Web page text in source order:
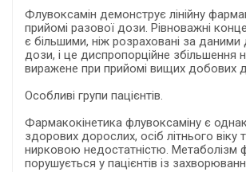
Флувоксамін демонструє лінійну
прийомі разової дози. Рівноважні
є більшими, ніж розраховані за даними
дози, і це диспропорційне збільшення
виражене при прийомі вищих добових
Особливі групи пацієнтів.
Фармакокінетика флувоксаміну є
здорових дорослих, осіб літнього віку
нирковою недостатністю. Метаболізм
порушується у пацієнтів із